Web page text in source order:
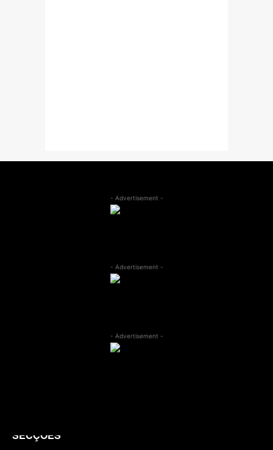
- Advertisement -
- Advertisement -
- Advertisement -
SECÇÕES